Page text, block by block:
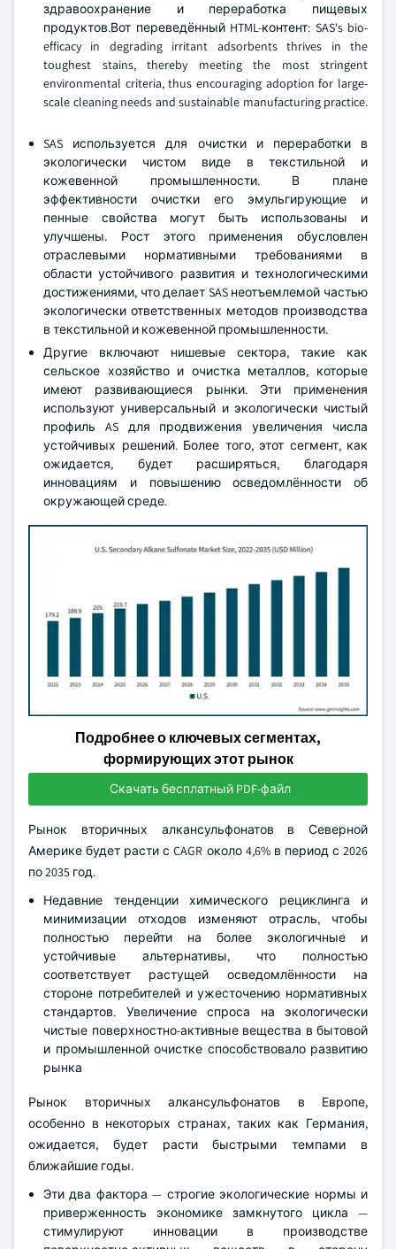
здравоохранение и переработка пищевых
продуктов.Вот переведённый HTML-контент: SAS's bio-
efficacy in degrading irritant adsorbents thrives in the
toughest stains, thereby meeting the most stringent
environmental criteria, thus encouraging adoption for large-
scale cleaning needs and sustainable manufacturing practice.
SAS используется для очистки и переработки в
экологически чистом виде в текстильной и
кожевенной промышленности. В плане
эффективности очистки его эмульгирующие и
пенные свойства могут быть использованы и
улучшены. Рост этого применения обусловлен
отраслевыми нормативными требованиями в
области устойчивого развития и технологическими
достижениями, что делает SAS неотъемлемой частью
экологически ответственных методов производства
в текстильной и кожевенной промышленности.
Другие включают нишевые сектора, такие как
сельское хозяйство и очистка металлов, которые
имеют развивающиеся рынки. Эти применения
используют универсальный и экологически чистый
профиль AS для продвижения увеличения числа
устойчивых решений. Более того, этот сегмент, как
ожидается, будет расширяться, благодаря
инновациям и повышению осведомлённости об
окружающей среде.
Подробнее о ключевых сегментах,
формирующих этот рынок
Скачать бесплатный PDF-файл
Рынок вторичных алкансульфонатов в Северной
Америке будет расти с CAGR около 4,6% в период с 2026
по 2035 год.
Недавние тенденции химического рециклинга и
минимизации отходов изменяют отрасль, чтобы
полностью перейти на более экологичные и
устойчивые альтернативы, что полностью
соответствует растущей осведомлённости на
стороне потребителей и ужесточению нормативных
стандартов. Увеличение спроса на экологически
чистые поверхностно-активные вещества в бытовой
и промышленной очистке способствовало развитию
рынка
Рынок вторичных алкансульфонатов в Европе,
особенно в некоторых странах, таких как Германия,
ожидается, будет расти быстрыми темпами в
ближайшие годы.
Эти два фактора — строгие экологические нормы и
приверженность экономике замкнутого цикла —
стимулируют инновации в производстве